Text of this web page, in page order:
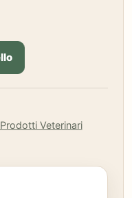
Prodotti Veterinari